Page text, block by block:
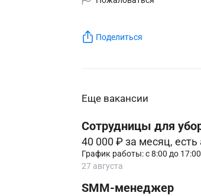
Поделиться
Еще вакансии
Сотрудницы для
40 000 ₽ за месяц, есть
График работы: с 8:00 до
27 августа
SMM-менеджер